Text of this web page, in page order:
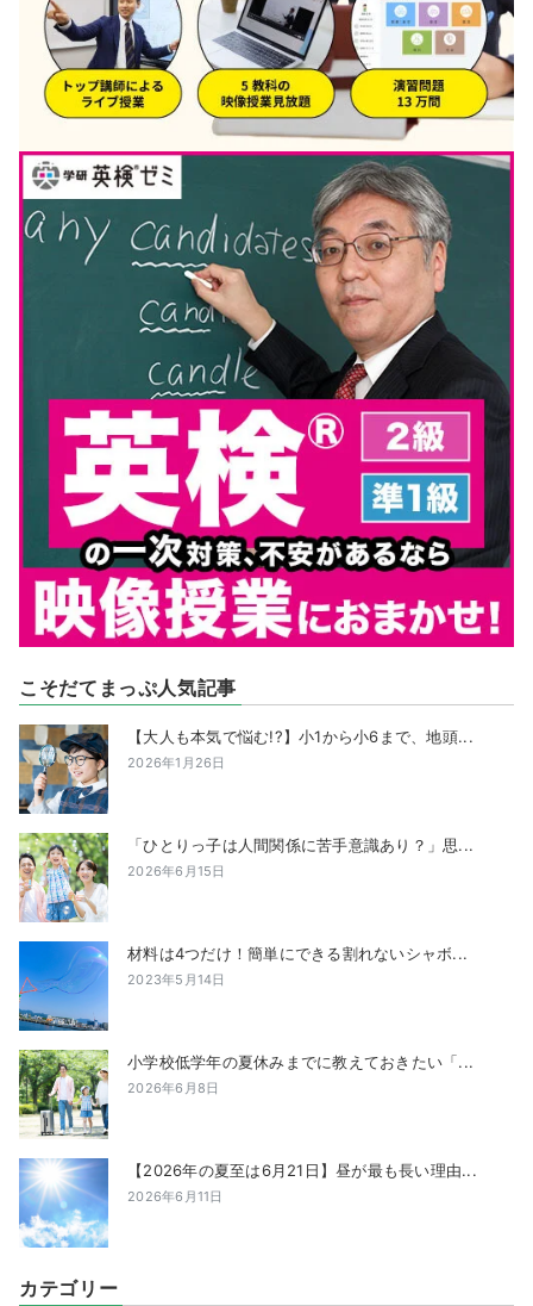
こそだてまっぷ人気記事
【大人も本気で悩む!?】小1から小6まで、地頭...
2026年1月26日
「ひとりっ子は人間関係に苦手意識あり？」思...
2026年6月15日
材料は4つだけ！簡単にできる割れないシャボ...
2023年5月14日
小学校低学年の夏休みまでに教えておきたい「...
2026年6月8日
【2026年の夏至は6月21日】昼が最も長い理由...
2026年6月11日
カテゴリー